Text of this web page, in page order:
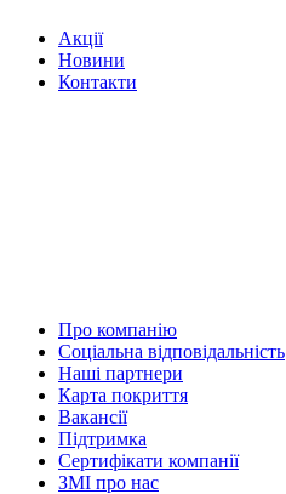
Акції
Новини
Контакти
Про компанію
Соціальна відповідальність
Наші партнери
Карта покриття
Вакансії
Підтримка
Сертифікати компанії
ЗМІ про нас